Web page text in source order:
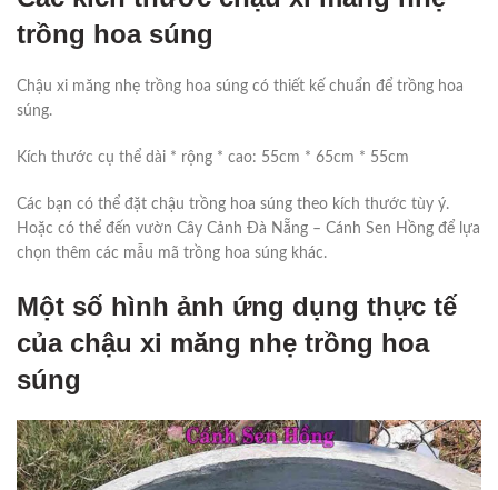
trồng hoa súng
Chậu xi măng nhẹ trồng hoa súng có thiết kế chuẩn để trồng hoa
súng.
Kích thước cụ thể dài * rộng * cao: 55cm * 65cm * 55cm
Các bạn có thể đặt chậu trồng hoa súng theo kích thước tùy ý.
Hoặc có thể đến vườn Cây Cảnh Đà Nẵng – Cánh Sen Hồng để lựa
chọn thêm các mẫu mã trồng hoa súng khác.
Một số hình ảnh ứng dụng thực tế
của chậu xi măng nhẹ trồng hoa
súng